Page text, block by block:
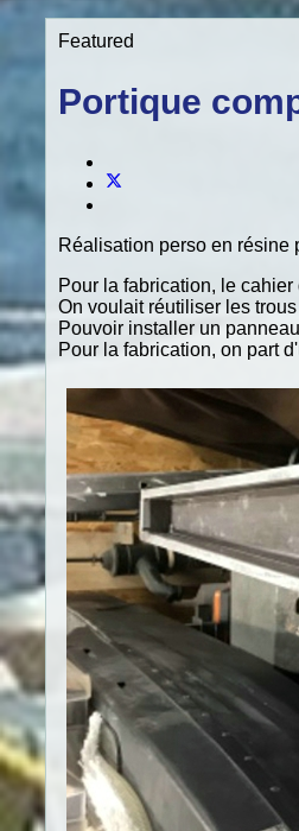
Featured
Portique
Réalisation perso en résine
Pour la fabrication, le
On voulait réutiliser les
Pouvoir installer un
Pour la fabrication, on part